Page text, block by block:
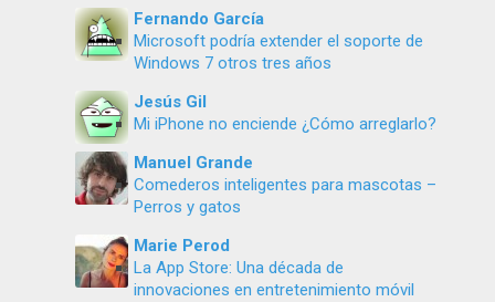
Fernando García
Microsoft podría extender el soporte de
Windows 7 otros tres años
Jesús Gil
Mi iPhone no enciende ¿Cómo arreglarlo?
Manuel Grande
Comederos inteligentes para mascotas –
Perros y gatos
Marie Perod
La App Store: Una década de
innovaciones en entretenimiento móvil